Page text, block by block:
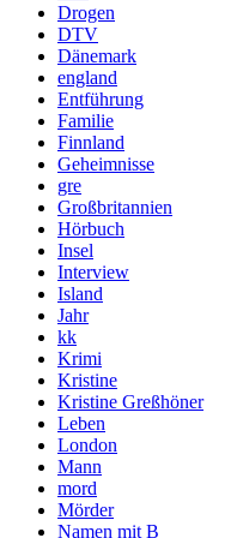
Drogen
DTV
Dänemark
england
Entführung
Familie
Finnland
Geheimnisse
gre
Großbritannien
Hörbuch
Insel
Interview
Island
Jahr
kk
Krimi
Kristine
Kristine Greßhöner
Leben
London
Mann
mord
Mörder
Namen mit B